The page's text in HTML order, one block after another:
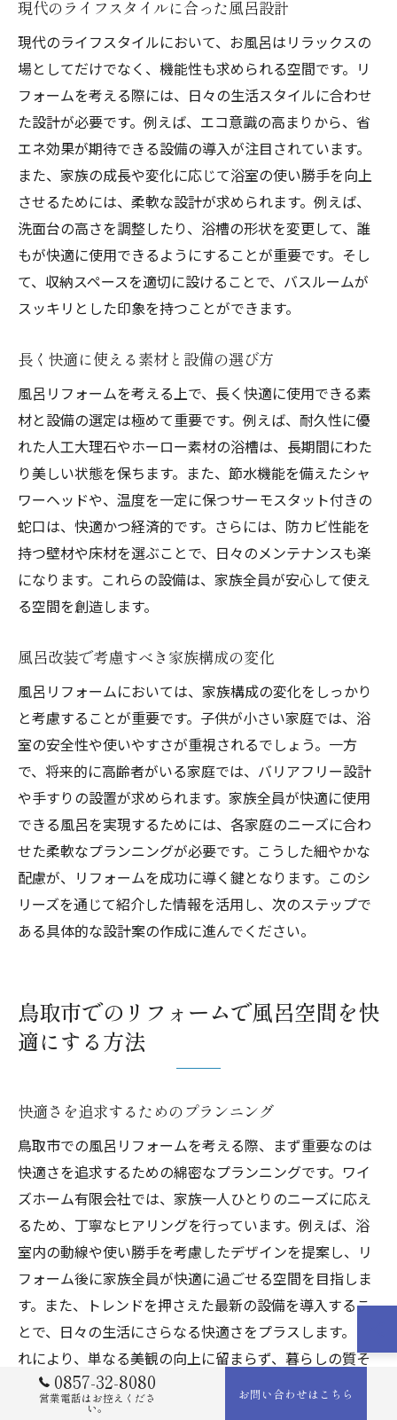
現代のライフスタイルに合った風呂設計
現代のライフスタイルにおいて、お風呂はリラックスの
場としてだけでなく、機能性も求められる空間です。リ
フォームを考える際には、日々の生活スタイルに合わせ
た設計が必要です。例えば、エコ意識の高まりから、省
エネ効果が期待できる設備の導入が注目されています。
また、家族の成長や変化に応じて浴室の使い勝手を向上
させるためには、柔軟な設計が求められます。例えば、
洗面台の高さを調整したり、浴槽の形状を変更して、誰
もが快適に使用できるようにすることが重要です。そし
て、収納スペースを適切に設けることで、バスルームが
スッキリとした印象を持つことができます。
長く快適に使える素材と設備の選び方
風呂リフォームを考える上で、長く快適に使用できる素
材と設備の選定は極めて重要です。例えば、耐久性に優
れた人工大理石やホーロー素材の浴槽は、長期間にわた
り美しい状態を保ちます。また、節水機能を備えたシャ
ワーヘッドや、温度を一定に保つサーモスタット付きの
蛇口は、快適かつ経済的です。さらには、防カビ性能を
持つ壁材や床材を選ぶことで、日々のメンテナンスも楽
になります。これらの設備は、家族全員が安心して使え
る空間を創造します。
風呂改装で考慮すべき家族構成の変化
風呂リフォームにおいては、家族構成の変化をしっかり
と考慮することが重要です。子供が小さい家庭では、浴
室の安全性や使いやすさが重視されるでしょう。一方
で、将来的に高齢者がいる家庭では、バリアフリー設計
や手すりの設置が求められます。家族全員が快適に使用
できる風呂を実現するためには、各家庭のニーズに合わ
せた柔軟なプランニングが必要です。こうした細やかな
配慮が、リフォームを成功に導く鍵となります。このシ
リーズを通じて紹介した情報を活用し、次のステップで
ある具体的な設計案の作成に進んでください。
鳥取市でのリフォームで風呂空間を快
適にする方法
快適さを追求するためのプランニング
鳥取市での風呂リフォームを考える際、まず重要なのは
快適さを追求するための綿密なプランニングです。ワイ
ズホーム有限会社では、家族一人ひとりのニーズに応え
るため、丁寧なヒアリングを行っています。例えば、浴
室内の動線や使い勝手を考慮したデザインを提案し、リ
フォーム後に家族全員が快適に過ごせる空間を目指しま
す。また、トレンドを押さえた最新の設備を導入するこ
とで、日々の生活にさらなる快適さをプラスします。こ
れにより、単なる美観の向上に留まらず、暮らしの質そ
のものを向上させることができます。
0857-32-8080
営業電話はお控えくださ
い。
お問い合わせはこちら